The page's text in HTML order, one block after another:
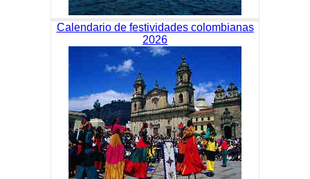
Calendario de festividades colombianas
2026